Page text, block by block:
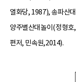
열화당, 1987), 송파산
양주별산대놀이(정형
편저, 민속원,2014).